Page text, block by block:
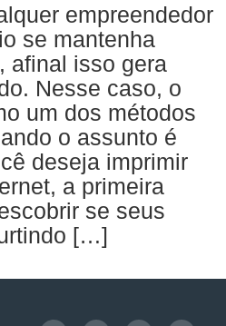
empreendedor
se mantenha
afinal isso gera
Nesse caso, o
um dos métodos
o assunto é
deseja imprimir
a primeira
se seus
[…]